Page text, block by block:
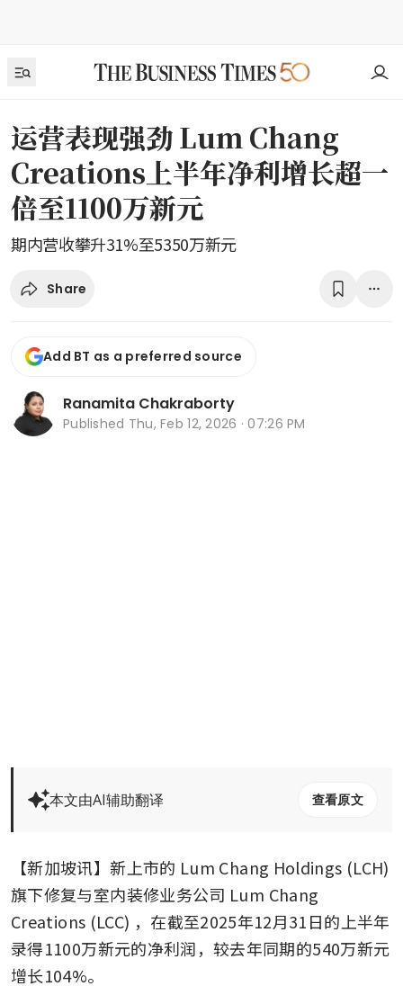
运营表现强劲 Lum Chang
Creations上半年净利增长超一
倍至1100万新元
期内营收攀升31%至5350万新元
Share
Add BT as a preferred source
Ranamita Chakraborty
Published Thu, Feb 12, 2026 · 07:26 PM
本文由AI辅助翻译 查看原文
【新加坡讯】新上市的 Lum Chang Holdings (LCH)
旗下修复与室内装修业务公司 Lum Chang
Creations (LCC) ，在截至2025年12月31日的上半年
录得1100万新元的净利润，较去年同期的540万新元
增长104%。